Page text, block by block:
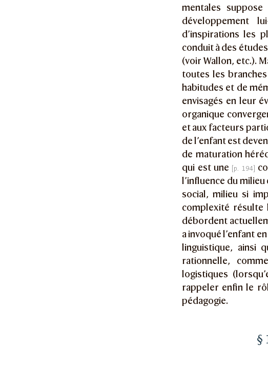
mentales suppose
développement
d’inspirations les
conduit à des
(voir Wallon, etc.).
toutes les
habitudes et de
envisagés en leur
organique
et aux facteurs
de l’enfant est
de maturation
qui est une
l’influence du milieu
social, milieu si
complexité résulte
débordent
a invoqué l’enfant
linguistique, ainsi
rationnelle,
logistiques
rappeler enfin le
pédagogie.
§